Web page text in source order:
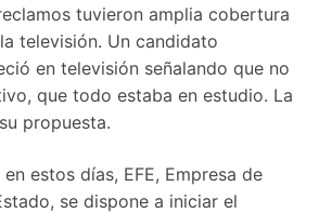
tuvieron amplia cobertura
televisión. Un candidato
en televisión señalando que no
que todo estaba en estudio. La
propuesta.
estos días, EFE, Empresa de
se dispone a iniciar el